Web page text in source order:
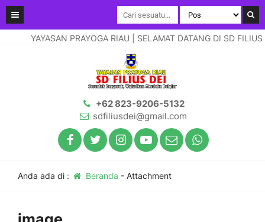
YAYASAN PRAYOGA RIAU | SELAMAT DATANG DI SD
+62 823-9206-5132
sdfiliusdei@gmail.com
Anda ada di : Beranda - Attachment